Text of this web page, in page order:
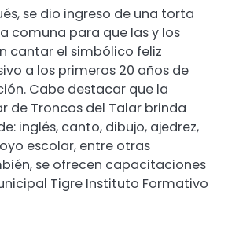
se dio ingreso de una torta
comuna para que las y los
cantar el simbólico feliz
a los primeros 20 años de
Cabe destacar que la
de Troncos del Talar brinda
inglés, canto, dibujo, ajedrez,
escolar, entre otras
se ofrecen capacitaciones
Tigre Instituto Formativo